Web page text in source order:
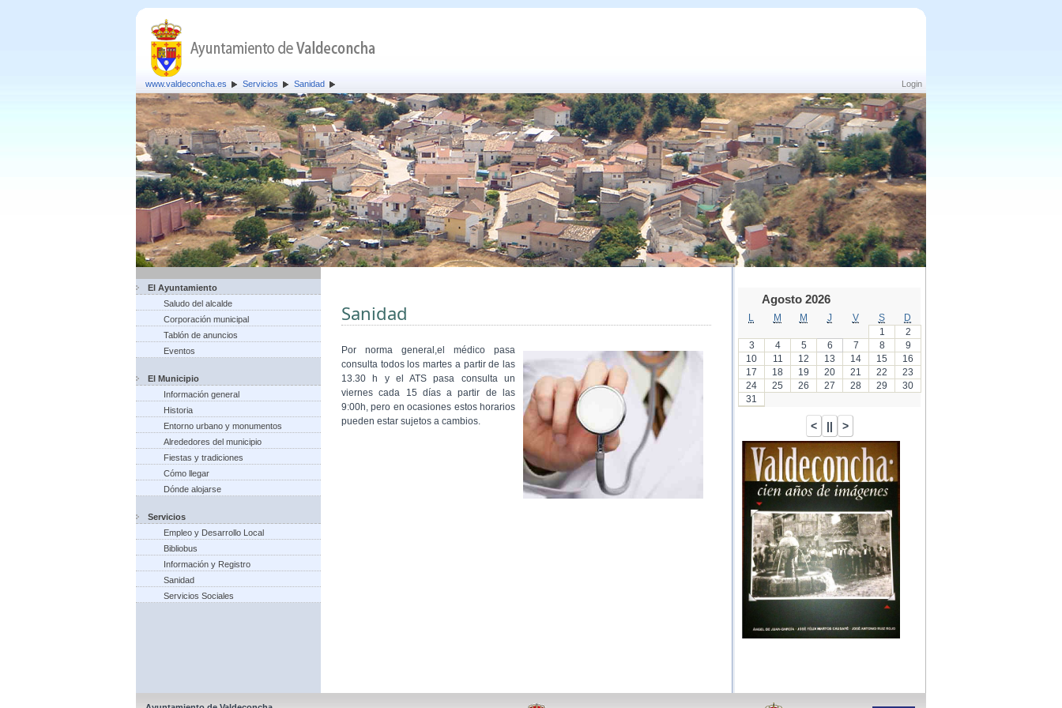
Login
www.valdeconcha.es Servicios Sanidad
El Ayuntamiento
Saludo del alcalde
Corporación municipal
Tablón de anuncios
Eventos
El Municipio
Información general
Historia
Entorno urbano y monumentos
Alrededores del municipio
Fiestas y tradiciones
Cómo llegar
Dónde alojarse
Servicios
Empleo y Desarrollo Local
Bibliobus
Información y Registro
Sanidad
Servicios Sociales
Sanidad
Por norma general,el médico pasa
consulta todos los martes a partir de las
13.30 h y el ATS pasa consulta un
viernes cada 15 días a partir de las
9:00h, pero en ocasiones estos horarios
pueden estar sujetos a cambios.
Agosto 2026
M M J V S
D
1
2
3
4 5 6 7 8
9
10
11 12 13 14 15
16
17
18 19 20 21 22
23
24
25 26 27 28 29
30
31